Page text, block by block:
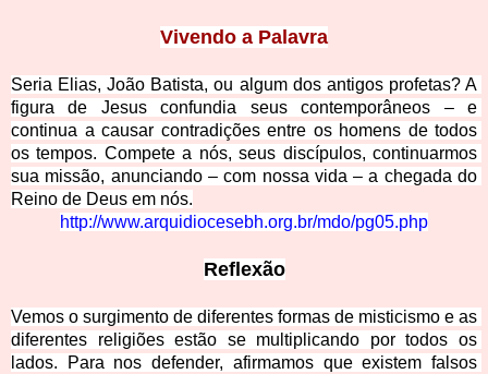
Vivendo a Palavra
Seria Elias, João Batista, ou algum dos antigos profetas? A
figura de Jesus confundia seus contemporâneos – e
continua a causar contradições entre os homens de todos
os tempos. Compete a nós, seus discípulos, continuarmos
sua missão, anunciando – com nossa vida – a chegada do
Reino de Deus em nós.
http://www.arquidiocesebh.org.br/mdo/pg05.php
Reflexão
Vemos o surgimento de diferentes formas de misticismo e as
diferentes religiões estão se multiplicando por todos os
lados. Para nos defender, afirmamos que existem falsos